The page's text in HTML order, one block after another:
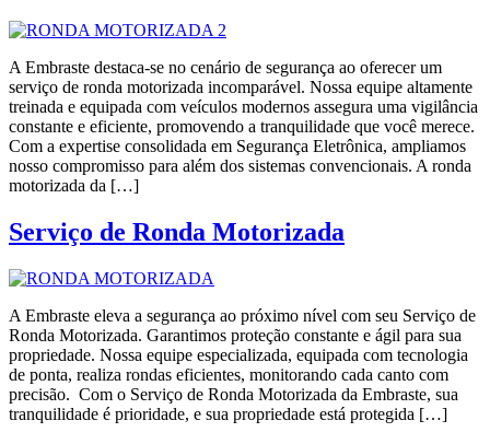
A Embraste destaca-se no cenário de segurança ao oferecer um
serviço de ronda motorizada incomparável. Nossa equipe altamente
treinada e equipada com veículos modernos assegura uma vigilância
constante e eficiente, promovendo a tranquilidade que você merece.
Com a expertise consolidada em Segurança Eletrônica, ampliamos
nosso compromisso para além dos sistemas convencionais. A ronda
motorizada da […]
Serviço de Ronda Motorizada
A Embraste eleva a segurança ao próximo nível com seu Serviço de
Ronda Motorizada. Garantimos proteção constante e ágil para sua
propriedade. Nossa equipe especializada, equipada com tecnologia
de ponta, realiza rondas eficientes, monitorando cada canto com
precisão. Com o Serviço de Ronda Motorizada da Embraste, sua
tranquilidade é prioridade, e sua propriedade está protegida […]